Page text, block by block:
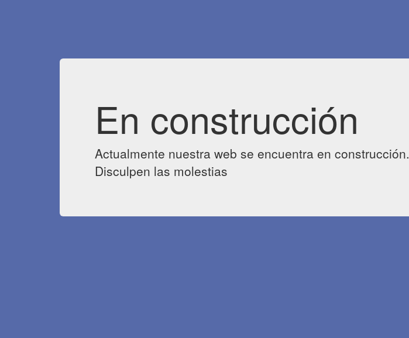
En construcción
Actualmente nuestra web se encuentra en construcción.
Disculpen las molestias